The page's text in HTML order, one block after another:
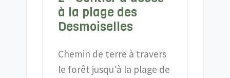
à la plage des
Desmoiselles
Chemin de terre à travers
le forêt jusqu'à la plage de